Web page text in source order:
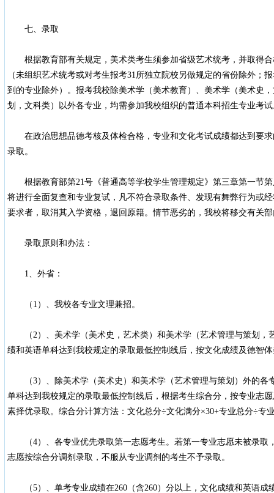
七、录取
根据教育部有关规定，美术类考生须参加省级艺术统考，并取得合
（未组织艺术统考或对考生报考31所独立院校另做规定的省份除外；
到的专业除外）。报考我校除美术学（美术教育）、美术学（美术史
划，文科类）以外各专业，均需参加我校组织的普通本科招生专业考试
在政治思想品德考核及体检合格，专业和文化考试成绩都达到要求
录取。
根据教育部第21号《普通高等学校学生管理规定》第三章第一节第
将进行全面复查和专业复试，凡不符合录取条件、发现有舞弊行为或
要求者，取消其入学资格，退回原籍。情节恶劣的，我校将移交有关
录取原则和办法：
1、外省：
（1）、我校各专业文理兼招。
（2）、美术学（美术史，艺术类）和美术学（艺术管理与策划，
绩和英语单科达到我校规定的录取最低控制线后，按文化成绩及德智
（3）、除美术学（美术史）和美术学（艺术管理与策划）外的各
单科达到我校规定的录取最低控制线后，根据考生综合分，按专业志
素择优录取。综合分计算方法：文化总分÷文化满分×30+专业总分÷专
（4）、各专业优先录取第一志愿考生。若第一专业志愿未被录取
志愿按综合分调剂录取，不服从专业调剂的考生不予录取。
（5）、单考专业成绩在260（含260）分以上，文化成绩和英语成